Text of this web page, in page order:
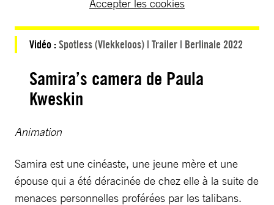
Accepter les cookies
Vidéo : Spotless (Vlekkeloos) | Trailer | Berlinale 2022
Samira’s camera de Paula
Kweskin
Animation
Samira est une cinéaste, une jeune mère et une
épouse qui a été déracinée de chez elle à la suite de
menaces personnelles proférées par les talibans.